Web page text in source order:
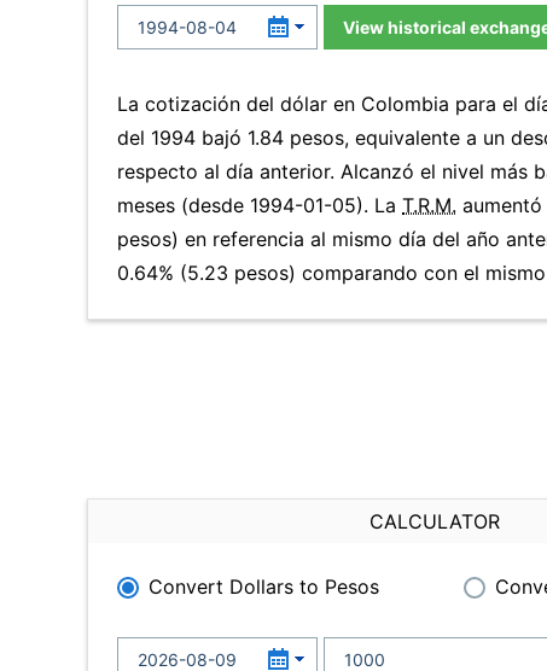
View historical
La cotización del dólar en Colombia para el
del 1994 bajó 1.84 pesos, equivalente a un
respecto al día anterior. Alcanzó el nivel más
meses (desde 1994-01-05). La T.R.M. aumentó
pesos) en referencia al mismo día del año
0.64% (5.23 pesos) comparando con el
CALCULATOR
Convert Dollars to Pesos